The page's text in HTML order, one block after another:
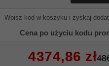
Wpisz kod w koszyku i zyskaj
Cena po użyciu kodu
4374,86 zł